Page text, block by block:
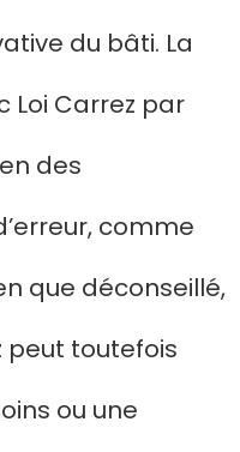
du bâti. La
Loi Carrez par
des
comme
que déconseillé,
peut toutefois
ou une